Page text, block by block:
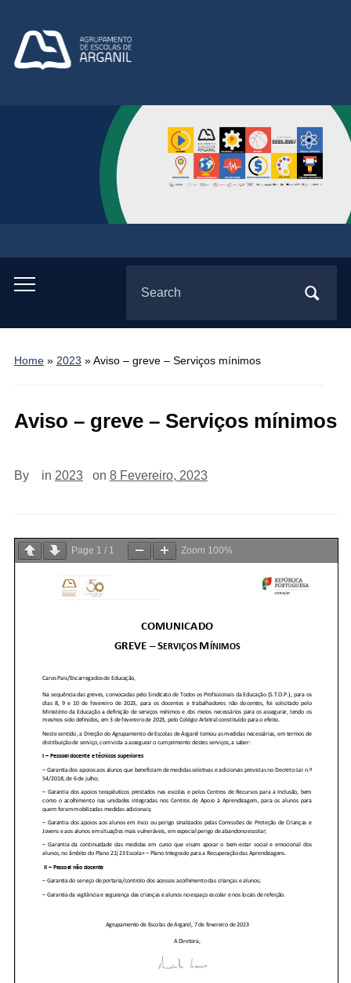
Toggle
menu
for:
Home» 2023 »Aviso – greve – Serviços mínimos
Aviso – greve – Serviços mínimos
By in 2023 on 8 Fevereiro, 2023
Page 1 / 1 Zoom 100%